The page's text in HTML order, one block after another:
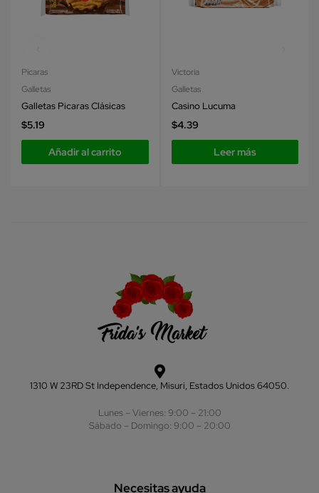
Picaras
Galletas
Galletas Picaras Clásicas
$5.19
Añadir al carrito
Victoria
Galletas
Casino Lucuma
$4.39
Leer más
1310 W 23RD St Independence, Misuri, Estados Unidos 64050.
Lunes – Viernes: 9:00 – 21:00
Sábado – Domingo: 9:00 – 20:00
Necesitas ayuda